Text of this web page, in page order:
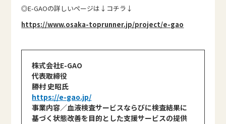
◎E-GAOの詳しいページは↓コチラ↓
https://www.osaka-toprunner.jp/project/e-gao
株式会社E-GAO
代表取締役
勝村 史昭氏
https://e-gao.jp/
事業内容／血液検査サービスならびに検査結果に
基づく状態改善を目的とした支援サービスの提供